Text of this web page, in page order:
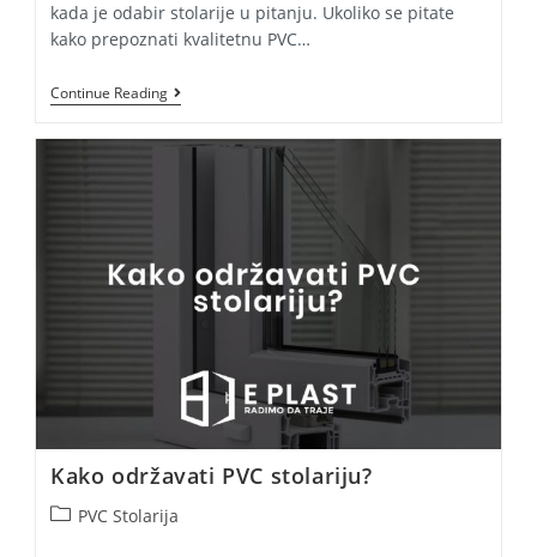
kada je odabir stolarije u pitanju. Ukoliko se pitate
kako prepoznati kvalitetnu PVC…
Continue ReadingKako
Prepoznati
PVC
Kako održavati PVC stolariju?
PostPVC Stolarija